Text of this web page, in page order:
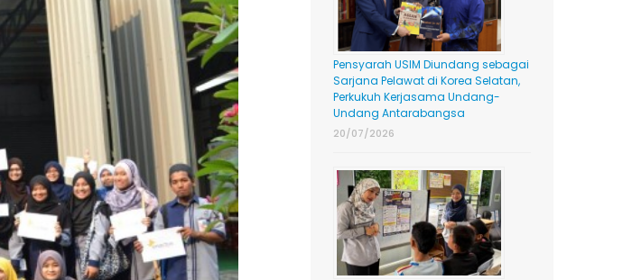
Pensyarah USIM Diundang sebagai
Sarjana Pelawat di Korea Selatan,
Perkukuh Kerjasama Undang-
Undang Antarabangsa
20/07/2026